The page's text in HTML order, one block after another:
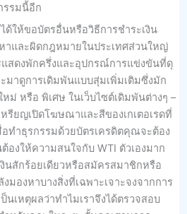
รรมนี้อีก
ให้ขอบัตรอื่นหรือวิธีการชำระเงิน
าและผิดกฎหมายในประเทศส่วนใหญ่
แสดงพักครึ่งและอุปกรณ์การแข่งขันที่ดุ
มาดูการเดิมพันแบบสุ่มเพิ่มเติมซึ่งมัก
ม่ หรือ พิเศษ ในเว็บไซต์เดิมพันต่างๆ –
รียญเปิดโฆษณาและสีของเกเตอเรดที่
ทำธุรกรรมด้วยบัตรเครดิตคุณจะต้อง
องให้ความสนใจกับ WTI ตัวเองมาก
นสักร้อยเดียวหรือสมัครสมาชิกหรือ
องหาบางสิ่งที่เฉพาะเจาะจงจากการ
เหตุผลว่าทำไมเราจึงได้ตรวจสอบ